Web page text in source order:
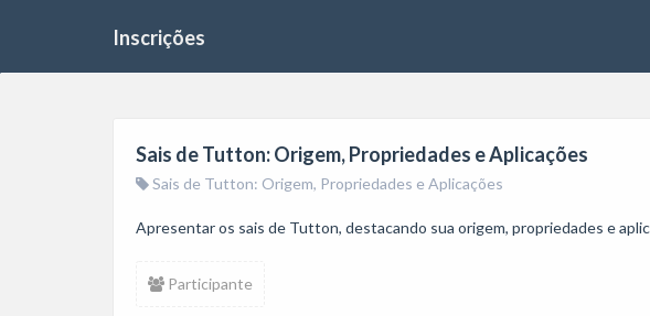
Inscrições
Sais de Tutton: Origem, Propriedades e Aplicações
Sais de Tutton: Origem, Propriedades e Aplicações
Apresentar os sais de Tutton, destacando sua origem, propriedades e
Participante